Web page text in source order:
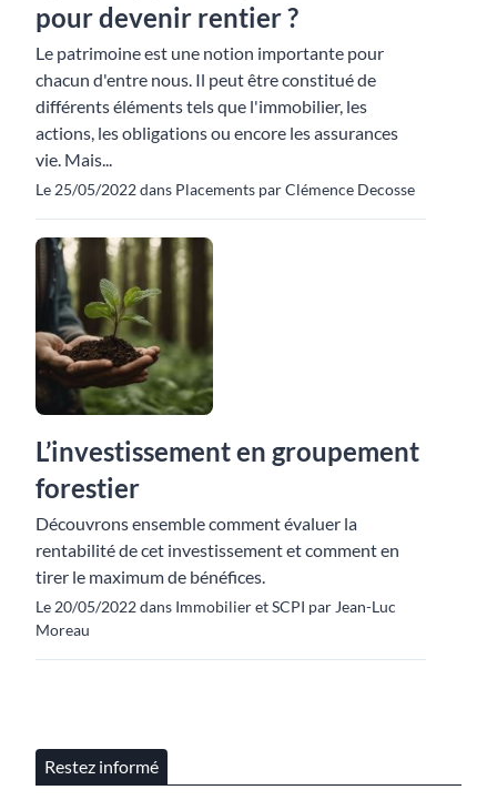
pour devenir rentier ?
Le patrimoine est une notion importante pour
chacun d'entre nous. Il peut être constitué de
différents éléments tels que l'immobilier, les
actions, les obligations ou encore les assurances
vie. Mais...
Le 25/05/2022 dans Placements par Clémence Decosse
L’investissement en groupement
forestier
Découvrons ensemble comment évaluer la
rentabilité de cet investissement et comment en
tirer le maximum de bénéfices.
Le 20/05/2022 dans Immobilier et SCPI par Jean-Luc
Moreau
Restez informé